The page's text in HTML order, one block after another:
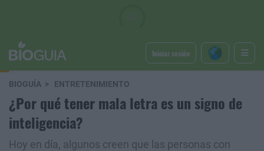
Iniciar sesión
BIOGUÍA ENTRETENIMIENTO
¿Por qué tener mala letra es un signo de
inteligencia?
Hoy en día, algunos creen que las personas con